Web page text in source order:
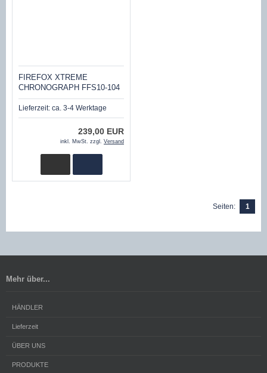
FIREFOX XTREME
CHRONOGRAPH FFS10-104
SILBER
Lieferzeit: ca. 3-4 Werktage
239,00 EUR
inkl. MwSt. zzgl. Versand
Seiten: 1
Mehr über...
HÄNDLER
Lieferzeit
ÜBER UNS
PRODUKTE